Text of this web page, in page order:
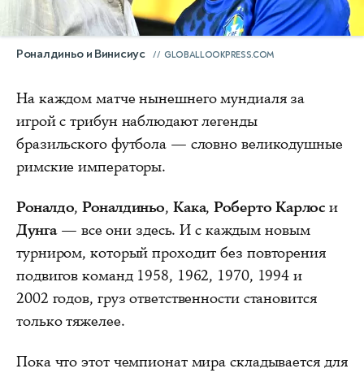
Роналдиньо и Винисиус GLOBALLOOKPRESS.COM
На каждом матче нынешнего мундиаля за
игрой с трибун наблюдают легенды
бразильского футбола — словно великодушные
римские императоры.
Роналдо,Роналдиньо, Кака,Роберто Карлос и
Дунга— все они здесь. И с каждым новым
турниром, который проходит без повторения
подвигов команд 1958, 1962, 1970, 1994 и
2002 годов, груз ответственности становится
только тяжелее.
Пока что этот чемпионат мира складывается для